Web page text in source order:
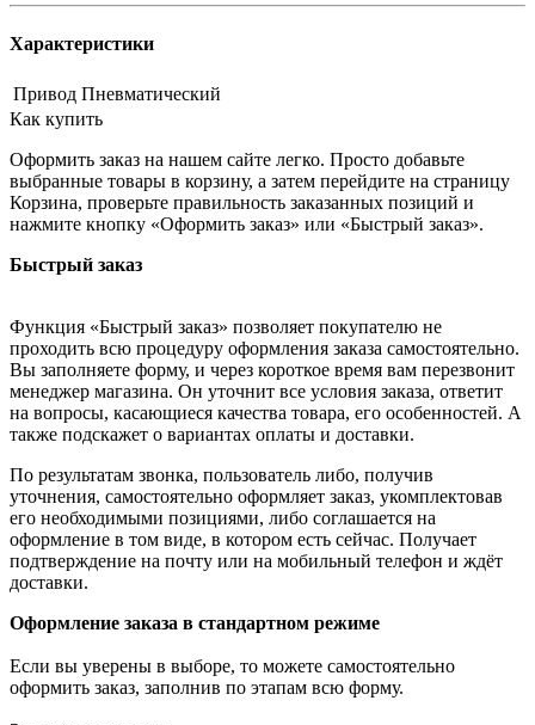
Характеристики
Привод Пневматический
Как купить
Оформить заказ на нашем сайте легко. Просто добавьте
выбранные товары в корзину, а затем перейдите на страницу
Корзина, проверьте правильность заказанных позиций и
нажмите кнопку «Оформить заказ» или «Быстрый заказ».
Быстрый заказ
Функция «Быстрый заказ» позволяет покупателю не
проходить всю процедуру оформления заказа самостоятельно.
Вы заполняете форму, и через короткое время вам перезвонит
менеджер магазина. Он уточнит все условия заказа, ответит
на вопросы, касающиеся качества товара, его особенностей. А
также подскажет о вариантах оплаты и доставки.
По результатам звонка, пользователь либо, получив
уточнения, самостоятельно оформляет заказ, укомплектовав
его необходимыми позициями, либо соглашается на
оформление в том виде, в котором есть сейчас. Получает
подтверждение на почту или на мобильный телефон и ждёт
доставки.
Оформление заказа в стандартном режиме
Если вы уверены в выборе, то можете самостоятельно
оформить заказ, заполнив по этапам всю форму.